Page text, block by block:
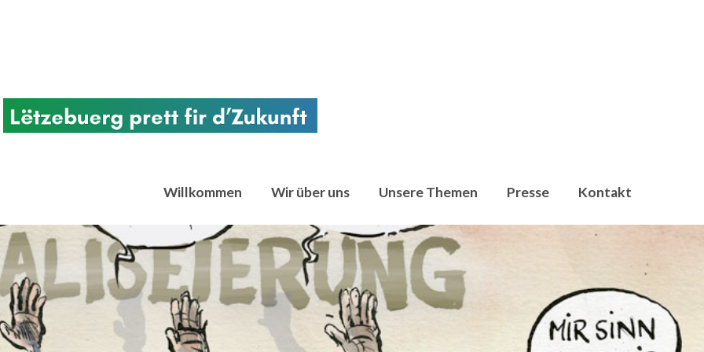
Bereich im Kampf gegen den Klimawandel gemeinsam handeln müssen. Seit 2009 setzen wir uns für die klima- und energiepolitische
Willkommen Wir über uns Unsere Themen Presse Kontakt